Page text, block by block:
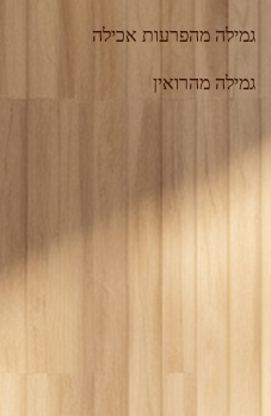
גמילה מהפרעות אכילה
גמילה מהרואין